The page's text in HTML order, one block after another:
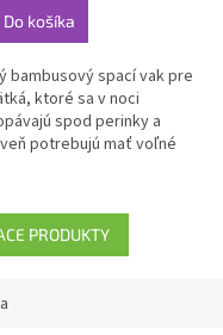
Do košíka
bambusový spací vak pre
ktoré sa v noci
spod perinky a
potrebujú mať voľné
PRODUKTY